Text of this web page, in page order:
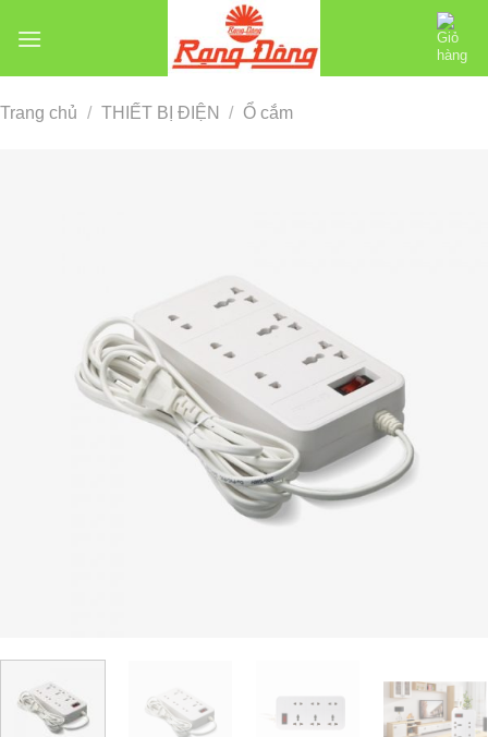
đến
Trang chủ / THIẾT BỊ ĐIỆN / Ổ cắm